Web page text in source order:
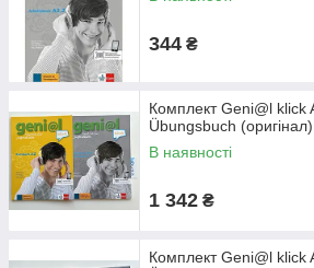
344 ₴
Комплект Geni@l klick
Übungsbuch (оригінал)
В наявності
1 342 ₴
Комплект Geni@l klick